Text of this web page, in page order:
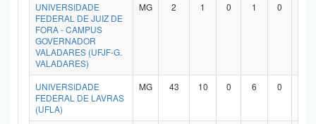
UNIVERSIDADE
FEDERAL DE JUIZ DE
FORA - CAMPUS
GOVERNADOR
VALADARES (UFJF-G.
VALADARES)
MG 2 1 0 1 0
UNIVERSIDADE
FEDERAL DE LAVRAS
(UFLA)
MG 43 10 0 6 0